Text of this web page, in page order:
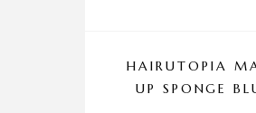
HAIRUTOPIA
UP SPONGE